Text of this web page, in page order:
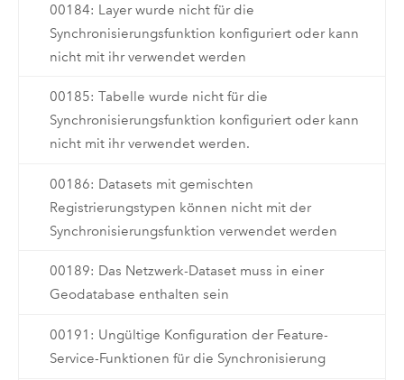
00184: Layer wurde nicht für die
Synchronisierungsfunktion konfiguriert oder kann
nicht mit ihr verwendet werden
00185: Tabelle wurde nicht für die
Synchronisierungsfunktion konfiguriert oder kann
nicht mit ihr verwendet werden.
00186: Datasets mit gemischten
Registrierungstypen können nicht mit der
Synchronisierungsfunktion verwendet werden
00189: Das Netzwerk-Dataset muss in einer
Geodatabase enthalten sein
00191: Ungültige Konfiguration der Feature-
Service-Funktionen für die Synchronisierung